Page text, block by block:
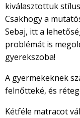
kiválasztottuk
Csakhogy a
Sebaj, itt a
problémát is
gyerekszoba!
A gyermekeknek
felnőtteké, és
Kétféle matracot